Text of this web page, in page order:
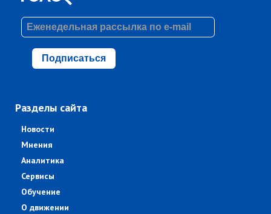
Подписаться
Разделы сайта
Новости
Мнения
Аналитика
Сервисы
Обучение
О движении